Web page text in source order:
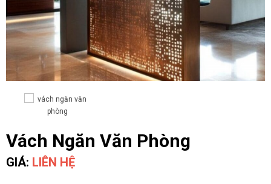
Vách Ngăn Văn Phòng
GIÁ: LIÊN HỆ